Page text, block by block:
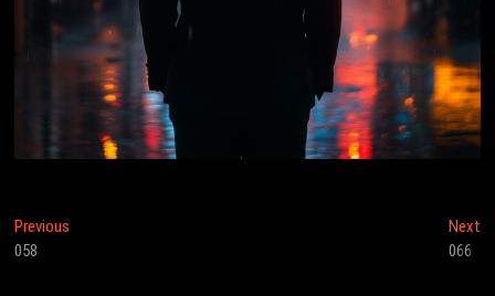
投
稿
Previous
058
Next
066